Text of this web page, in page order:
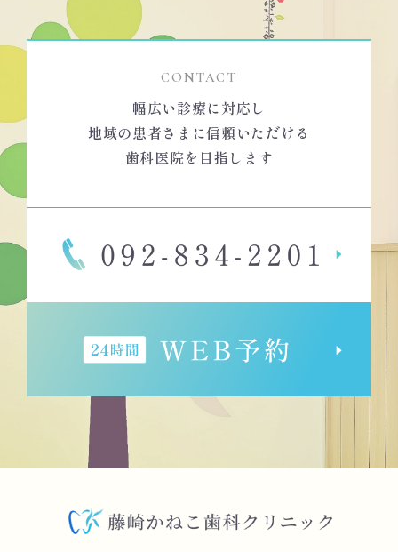
CONTACT
幅広い診療に対応し
地域の患者さまに信頼いただける
歯科医院を目指します